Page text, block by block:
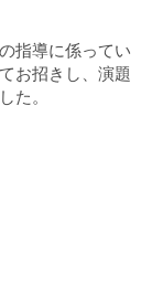
指導に係ってい
お招きし、演題
た。